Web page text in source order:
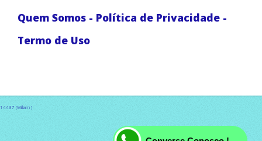
Quem Somos - Política de Privacidade -
Termo de Uso
14437 (William )